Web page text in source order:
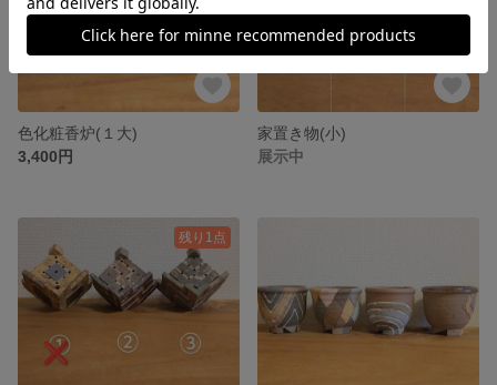
色化粧香炉(１大)
3,400円
家置き物(小)
展示中
残り1点